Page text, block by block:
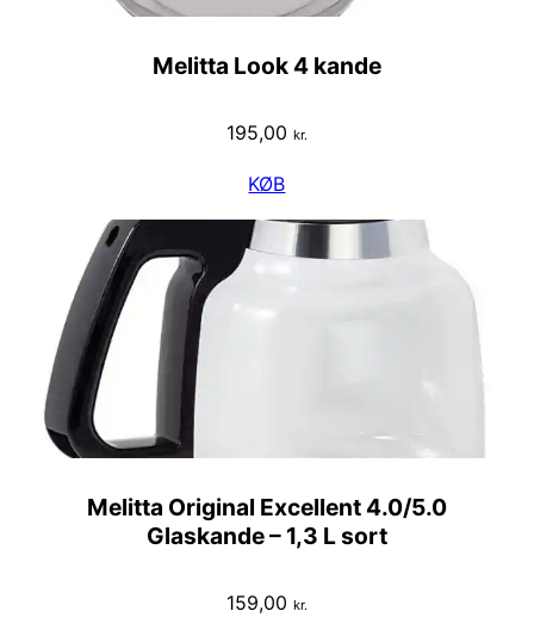
Melitta Look 4 kande
195,00 kr.
KØB
Melitta Original Excellent 4.0/5.0
Glaskande – 1,3 L sort
159,00 kr.